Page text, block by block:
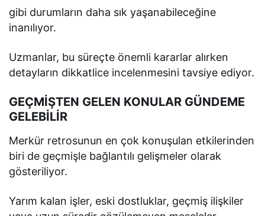
gibi durumların daha sık yaşanabileceğine
inanılıyor.
Uzmanlar, bu süreçte önemli kararlar alırken
detayların dikkatlice incelenmesini tavsiye ediyor.
GEÇMİŞTEN GELEN KONULAR GÜNDEME
GELEBİLİR
Merkür retrosunun en çok konuşulan etkilerinden
biri de geçmişle bağlantılı gelişmeler olarak
gösteriliyor.
Yarım kalan işler, eski dostluklar, geçmiş ilişkiler